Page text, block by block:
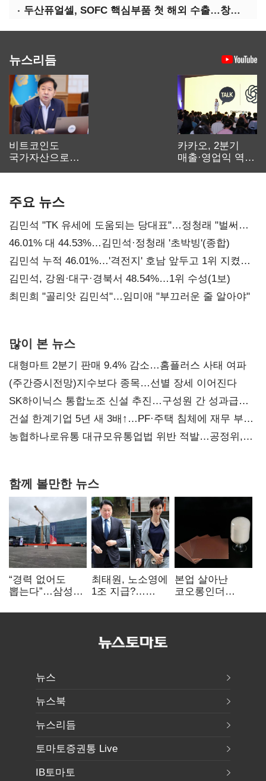
두산퓨얼셀, SOFC 핵심부품 첫 해외 수출…창사 이래 최대 규모
뉴스리듬
비트코인도
국가자산으로…'
카카오, 2분기
매출·영업익 역대
주요 뉴스
김민석 "TK 유세에 도움되는 당대표"…정청래 "벌써
대표된 양 당직 배분"
46.01% 대 44.53%…김민석·정청래 '초박빙'(종합)
김민석 누적 46.01%…'격전지' 호남 앞두고 1위 지켰다
(2보)
김민석, 강원·대구·경북서 48.54%…1위 수성(1보)
최민희 "골리앗 김민석"…임미애 "부끄러운 줄 알아야"
많이 본 뉴스
대형마트 2분기 판매 9.4% 감소…홈플러스 사태 여파
(주간증시전망)지수보다 종목…선별 장세 이어진다
SK하이닉스 통합노조 신설 추진…구성원 간 성과급
불만 확산
건설 한계기업 5년 새 3배↑…PF·주택 침체에 재무 부담
확대
농협하나로유통 대규모유통업법 위반 적발…공정위,
함께 볼만한 뉴스
“경력 없어도
뽑는다”…삼성
반도체 인재
최태원, 노소영에
1조 지급?…
본업 살아난
코오롱인더
배터리 소재로
뉴스
뉴스북
뉴스리듬
토마토증권통 Live
IB토마토